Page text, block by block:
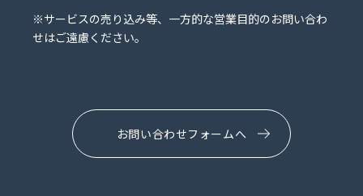
※サービスの売り込み等、一方的な営業目的のお問い合わ
せはご遠慮ください。
お問い合わせフォームへ